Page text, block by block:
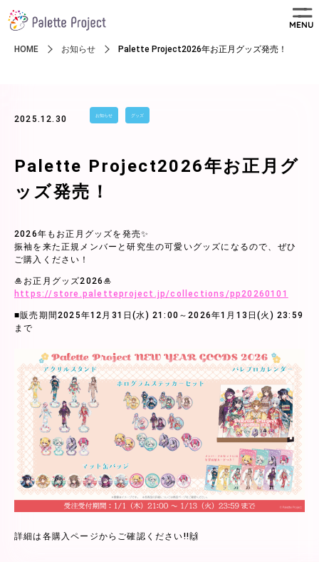
MENU
HOME お知らせ Palette Project2026年お正月グッズ発売！
2025.12.30 お知らせ グッズ
Palette Project2026年お正月グ
ッズ発売！
2026年もお正月グッズを発売✨
振袖を来た正規メンバーと研究生の可愛いグッズになるので、ぜひ
ご購入ください！
🎍お正月グッズ2026🎍
https://store.paletteproject.jp/collections/pp20260101
■販売期間2025年12月31日(水) 21:00～2026年1月13日(火) 23:59
まで
詳細は各購入ページからご確認ください!!🙌